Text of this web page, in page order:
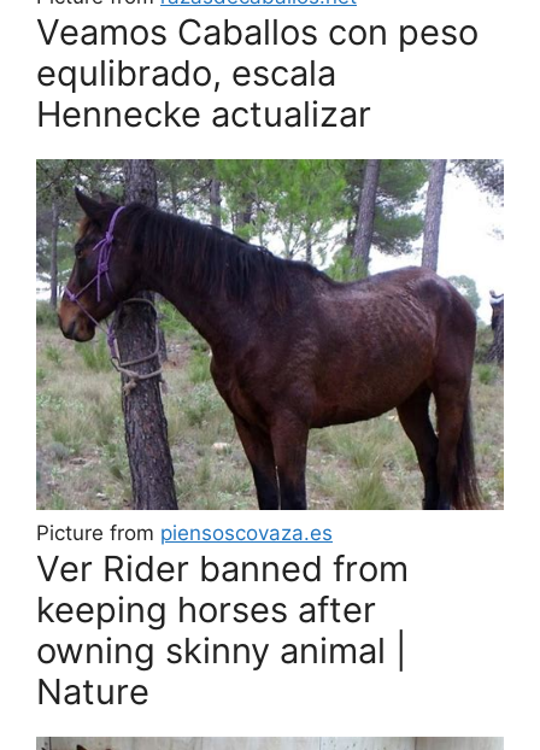
Veamos Caballos con peso
equlibrado, escala
Hennecke actualizar
Picture from piensoscovaza.es
Ver Rider banned from
keeping horses after
owning skinny animal |
Nature